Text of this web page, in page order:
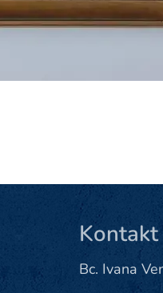
Kontakt
Bc. Ivana